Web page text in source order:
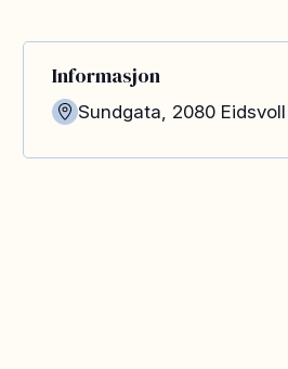
Informasjon
Sundgata, 2080 Eidsvoll